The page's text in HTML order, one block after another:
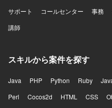
サポート
コールセンター 事務
講師
スキルから案件を探す
Java PHP Python Ruby
Perl
Cocos2d HTML CSS